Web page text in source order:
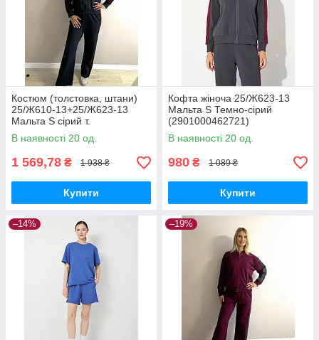
Костюм (толстовка, штани)
25/Ж610-13+25/Ж623-13
Мальта S сірий т.
В наявності 20 од.
1 569,78 ₴ 1 938 ₴
Купити
Кофта жіноча 25/Ж623-13
Мальта S Темно-сірий
(2901000462721)
В наявності 20 од.
980 ₴ 1 089 ₴
Купити
–14% –19%